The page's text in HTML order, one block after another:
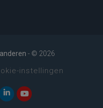
- © 2026
instellingen